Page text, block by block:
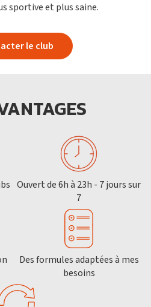
sportive et plus saine.
le club
Ouvert de 6h à 23h - 7 jours sur
7
Des formules adaptées à mes
besoins